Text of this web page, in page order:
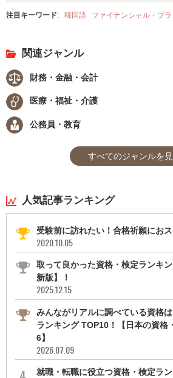
注目キーワード: 韓国語 ファイナンシャル・プラ
関連ジャンル
財務・金融・会計
医療・福祉・介護
公務員・教育
すべてのジャンルを
人気記事ランキング
受験前に訪れたい！合格祈願にお
2020.10.05
取って良かった資格・検定ランキ
新版】！
2025.12.15
みんながリアルに調べている資格
ランキング TOP10！【日本の資格
6】
2026.07.09
就職・転職に役立つ資格・検定ラ